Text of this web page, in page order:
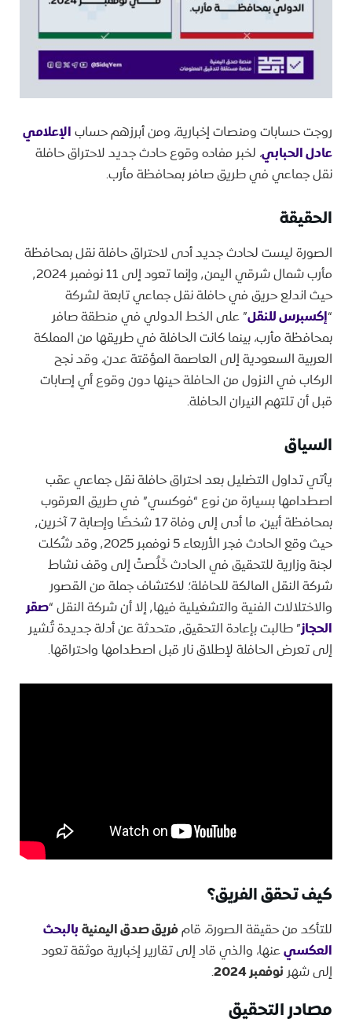
روجت حسابات ومنصات إخبارية، ومن أبرزهم حسابالإعلامي
عادل الحبابي، لخبر مفاده وقوع حادث جديد لاحتراق حافلة
نقل جماعي في طريق صافر بمحافظة مأرب.
الحقيقة
الصورة ليست لحادث جديد أدى لاحتراق حافلة نقل بمحافظة
مأرب شمال شرقي اليمن٬ وإنما تعود إلى 11 نوفمبر ٬2024
حيث اندلع حريق في حافلة نقل جماعي تابعة لشركة
“إكسبرس للنقل” على الخط الدولي في منطقة صافر
بمحافظة مأرب، بينما كانت الحافلة في طريقها من المملكة
العربية السعودية إلى العاصمة المؤقتة عدن، وقد نجح
الركاب في النزول من الحافلة حينها دون وقوع أي إصابات
قبل أن تلتهم النيران الحافلة.
السياق
يأتي تداول التضليل بعد احتراق حافلة نقل جماعي عقب
اصطدامها بسيارة من نوع “فوكسي” في طريق العرقوب
بمحافظة أبين، ما أدى إلى وفاة 17 شخصًا وإصابة 7 آخرين٬
حيث وقع الحادث فجر الأربعاء 5 نوفمبر ٬2025 وقد شُكلت
لجنة وزارية للتحقيق في الحادث خَلُصتْ إلى وقف نشاط
شركة النقل المالكة للحافلة؛ لاكتشاف جملة من القصور
والاختلالات الفنية والتشغيلية فيها٬ إلا أن شركة النقل “
صقر
الحجاز
” طالبت بإعادة التحقيق٬ متحدثة عن أدلة جديدة تُشير
إلى تعرض الحافلة لإطلاق نار قبل اصطدامها واحتراقها.
كيف تحقق الفريق؟
للتأكد من حقيقة الصورة، قامفريق صدق اليمنيةبالبحث
العكسيعنها، والذي قاد إلى تقارير إخبارية موثقة تعود
إلى شهرنوفمبر 2024 .
مصادر التحقيق